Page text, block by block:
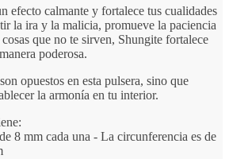
efecto calmante y fortalece tus cualidades
la ira y la malicia, promueve la paciencia
que no te sirven, Shungite fortalece
poderosa.
opuestos en esta pulsera, sino que
la armonía en tu interior.
8 mm cada una - La circunferencia es de